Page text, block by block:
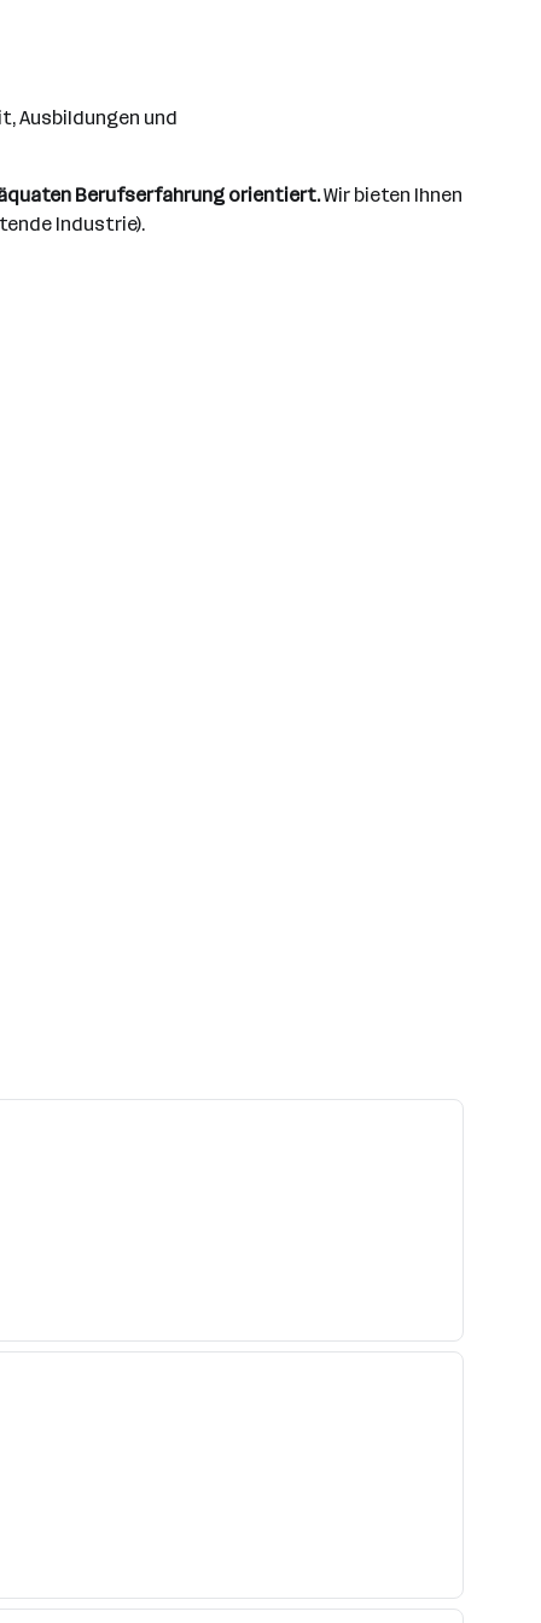
Ausbildungen und
Berufserfahrung orientiert.Wir bieten Ihnen
Industrie).